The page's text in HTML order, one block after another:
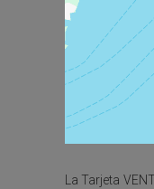
La Tarjeta